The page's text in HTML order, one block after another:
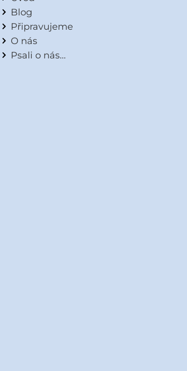
Blog
Připravujeme
O nás
Psali o nás…